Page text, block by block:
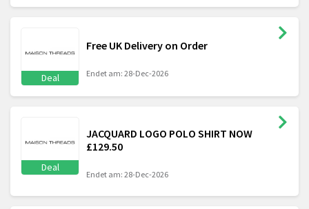
Deal
Free UK Delivery on Order
Endet am: 28-Dec-2026
Deal
JACQUARD LOGO POLO SHIRT NOW
£129.50
Endet am: 28-Dec-2026